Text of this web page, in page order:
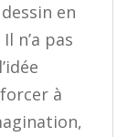
en
n’a pas
à